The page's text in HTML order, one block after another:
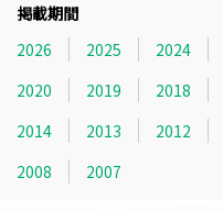
掲載期間
2026
2025 2024
2020
2019 2018
2014
2013 2012
2008
2007